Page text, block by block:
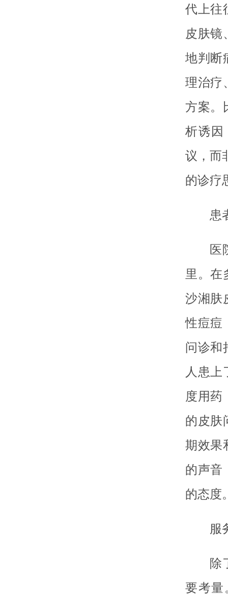
代上往
皮肤镜
地判断
理治疗
方案。
析诱因
议，而
的诊疗
患
医
里。在
沙湘肤
性痘痘
问诊和
人患
度用药
的皮肤
期效果
的声音
的态度
服
除
要考量